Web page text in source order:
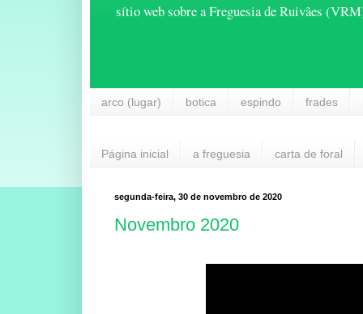
sítio web sobre a Freguesia de Ruivães
arco (lugar) botica espindo frades
Página inicial a freguesia carta de foral
segunda-feira, 30 de novembro de 2020
Novembro 2020